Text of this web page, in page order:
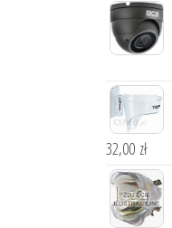
32,00 zł